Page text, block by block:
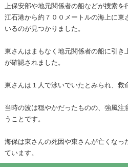
上保安部や地元関係者の船などが捜索を
江石港から約７００メートルの海上に
いるのが見つかりました。
東さんはまもなく地元関係者の船に引
が確認されました。
東さんは１人で泳いでいたとみられ、救
当時の波は穏やかだったものの、強風
うことです。
海保は東さんの死因や東さんが亡くな
ています。